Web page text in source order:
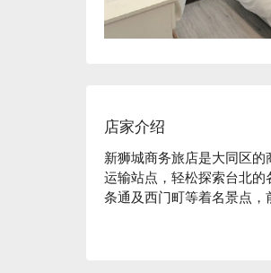
店家介绍
新狮城商务旅店是大同区
运输站点，轻松探索台北
条通及西门町等着名景点